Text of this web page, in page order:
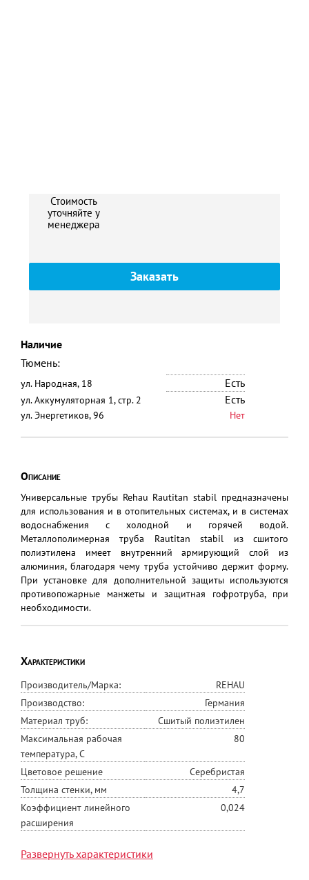
Стоимость
уточняйте у
менеджера
Заказать
Наличие
Тюмень:
ул. Народная, 18 Есть
ул. Аккумуляторная 1, стр. 2 Есть
ул. Энергетиков, 96 Нет
Описание
Универсальные трубы Rehau Rautitan stabil предназначены
для использования и в отопительных системах, и в системах
водоснабжения с холодной и горячей водой.
Металлополимерная труба Rautitan stabil из сшитого
полиэтилена имеет внутренний армирующий слой из
алюминия, благодаря чему труба устойчиво держит форму.
При установке для дополнительной защиты используются
противопожарные манжеты и защитная гофротруба, при
необходимости.
Характеристики
Производитель/Марка:
REHAU
Производство:
Германия
Материал труб:
Сшитый полиэтилен
Максимальная рабочая
температура, С
80
Цветовое решение
Серебристая
Толщина стенки, мм
4,7
Коэффициент линейного
расширения
0,024
Кислородозащитный слой
Развернуть характеристики